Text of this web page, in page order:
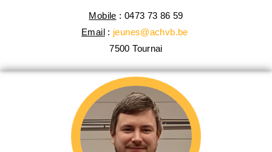
Mobile : 0473 73 86 59
Email: jeunes@achvb.be
7500Tournai